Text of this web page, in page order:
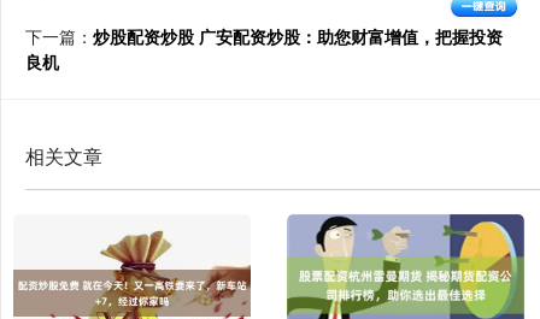
下一篇： 炒股配资炒股 广安配资炒股：助您财富增值，把握投资
良机
相关文章